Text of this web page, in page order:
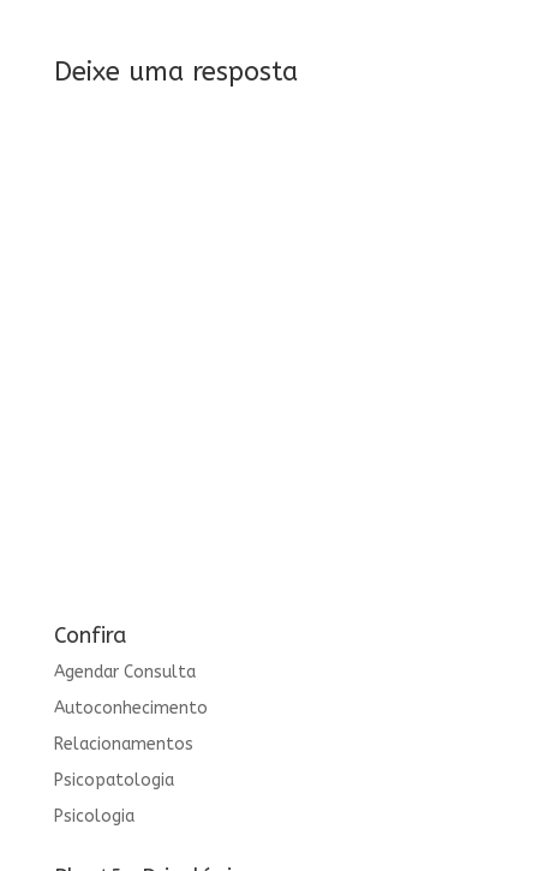
Deixe uma resposta
Confira
Agendar Consulta
Autoconhecimento
Relacionamentos
Psicopatologia
Psicologia